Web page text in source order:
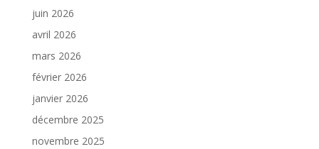
juin 2026
avril 2026
mars 2026
février 2026
janvier 2026
décembre 2025
novembre 2025